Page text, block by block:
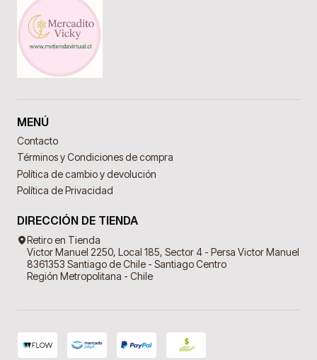
MENÚ
Contacto
Términos y Condiciones de compra
Política de cambio y devolución
Política de Privacidad
DIRECCIÓN DE TIENDA
Retiro en Tienda
Victor Manuel 2250, Local 185, Sector 4 - Persa Victor Manuel
8361353 Santiago de Chile - Santiago Centro
Región Metropolitana - Chile